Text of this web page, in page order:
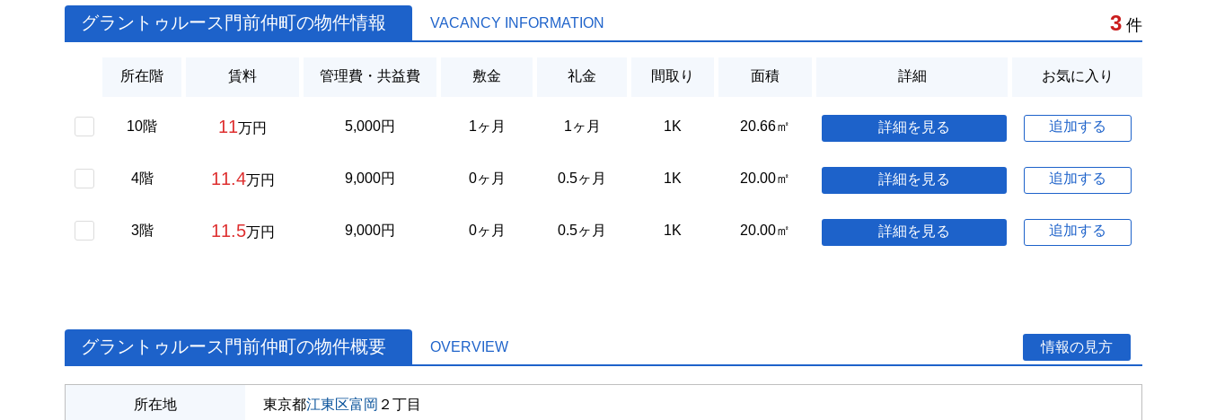
グラントゥルース門前仲町の物件情報 VACANCY INFORMATION 3 件
所在階 賃料 管理費・共益費 敷金 礼金 間取り 面積 詳細 お気に入り
10階 11万円 5,000円 1ヶ月 1ヶ月 1K 20.66㎡ 詳細を見る 追加する
4階 11.4万円 9,000円 0ヶ月 0.5ヶ月 1K 20.00㎡ 詳細を見る 追加する
3階 11.5万円 9,000円 0ヶ月 0.5ヶ月 1K 20.00㎡ 詳細を見る 追加する
グラントゥルース門前仲町の物件概要 OVERVIEW 情報の見方
所在地 東京都江東区富岡 ２丁目